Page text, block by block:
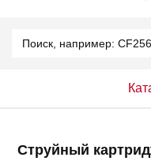
Струйный